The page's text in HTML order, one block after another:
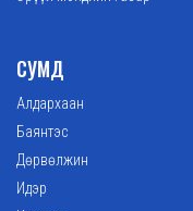
СУМД
Алдархаан
Баянтэс
Дөрвөлжин
Идэр